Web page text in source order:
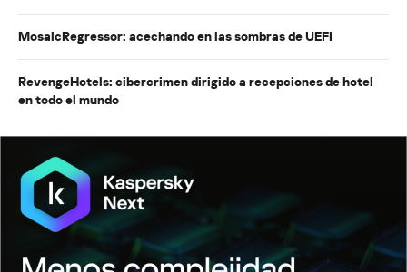
MosaicRegressor: acechando en las sombras de UEFI
RevengeHotels: cibercrimen dirigido a recepciones de hotel
en todo el mundo